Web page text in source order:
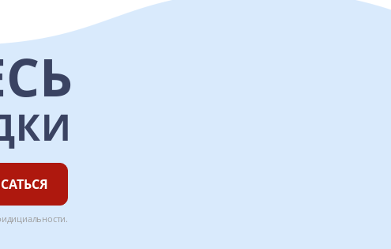
.